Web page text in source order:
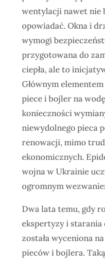
wentylacji nawet nie
opowiadać. Okna i
wymogi
przygotowana do
ciepła, ale to
Głównym
piece i bojler na
konieczności
niewydolnego pieca
renowacji, mimo
ekonomicznych.
wojna w Ukrainie
ogromnym
Dwa lata temu, gdy
ekspertyzy i starania
została wyceniona
pieców i bojlera.